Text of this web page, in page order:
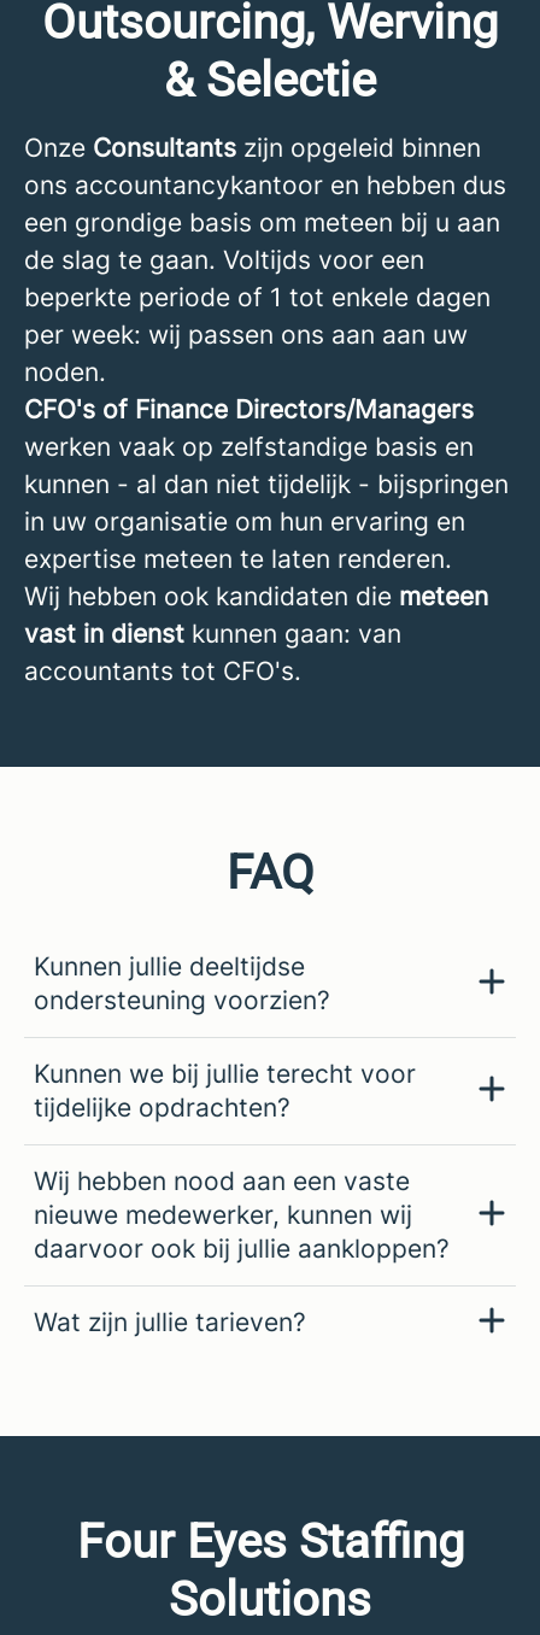
Outsourcing, Werving
& Selectie
Onze Consultants zijn opgeleid binnen
ons accountancykantoor en hebben dus
een grondige basis om meteen bij u aan
de slag te gaan. Voltijds voor een
beperkte periode of 1 tot enkele dagen
per week: wij passen ons aan aan uw
noden.
CFO's of Finance Directors/Managers
werken vaak op zelfstandige basis en
kunnen - al dan niet tijdelijk - bijspringen
in uw organisatie om hun ervaring en
expertise meteen te laten renderen.
Wij hebben ook kandidaten die meteen
vast in dienst kunnen gaan: van
accountants tot CFO's.
FAQ
Kunnen jullie deeltijdse
ondersteuning voorzien?
Kunnen we bij jullie terecht voor
tijdelijke opdrachten?
Wij hebben nood aan een vaste
nieuwe medewerker, kunnen wij
daarvoor ook bij jullie aankloppen?
Wat zijn jullie tarieven?
Four Eyes Staffing
Solutions